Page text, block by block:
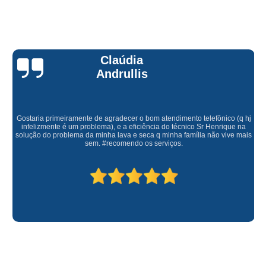
Claúdia
Andrullis
Gostaria primeiramente de agradecer o bom atendimento telefônico (q hj
infelizmente é um problema), e a eficiência do técnico Sr Henrique na
solução do problema da minha lava e seca q minha família não vive mais
sem. #recomendo os serviços.